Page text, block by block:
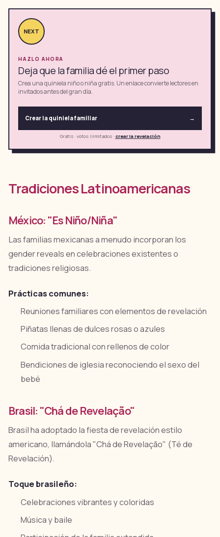
NEXT
HAZLO AHORA
Deja que la familia dé el primer paso
Crea una quiniela niño o niña gratis. Un enlace convierte lectores en
invitados antes del gran día.
Crear la quiniela familiar →
Gratis · votos ilimitados ·crear la revelación
Tradiciones Latinoamericanas
México: "Es Niño/Niña"
Las familias mexicanas a menudo incorporan los
gender reveals en celebraciones existentes o
tradiciones religiosas.
Prácticas comunes:
Reuniones familiares con elementos de revelación
Piñatas llenas de dulces rosas o azules
Comida tradicional con rellenos de color
Bendiciones de iglesia reconociendo el sexo del
bebé
Brasil: "Chá de Revelação"
Brasil ha adoptado la fiesta de revelación estilo
americano, llamándola "Chá de Revelação" (Té de
Revelación).
Toque brasileño:
Celebraciones vibrantes y coloridas
Música y baile